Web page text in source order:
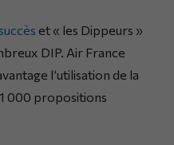
et « les Dippeurs »
DIP. Air France
l’utilisation de la
000 propositions